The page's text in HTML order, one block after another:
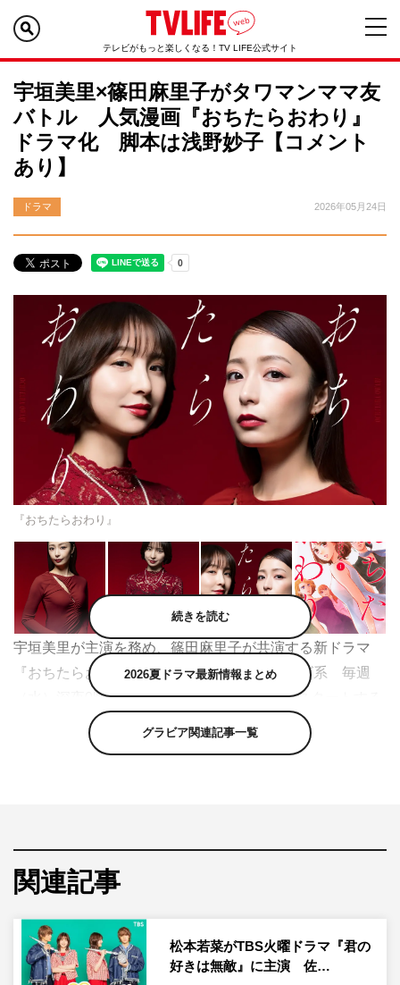
テレビがもっと楽しくなる！TV LIFE公式サイト
宇垣美里×篠田麻里子がタワマンママ友
バトル 人気漫画『おちたらおわり』
ドラマ化 脚本は浅野妙子【コメント
あり】
ドラマ 2026年05月24日
『おちたらおわり』
宇垣美里が主演を務め、篠田麻里子が共演する新ドラマ
『おちたらおわり』（中京テレビ・日本テレビ系 毎週
（水）深夜0時24分）が、7月1日（水）からスタートする
ことが決定した。
家族と“普通の幸せ”を築こうとする母・月島明日海。過去
に負った心の傷を抱えながらも、娘のために前を向こうと
する。その前に現れるのが、篠田麻里子演じる真宮孔美
続きを読む
2026夏ドラマ最新情報まとめ
グラビア関連記事一覧
関連記事
松本若菜がTBS火曜ドラマ『君の
好きは無敵』に主演 佐…